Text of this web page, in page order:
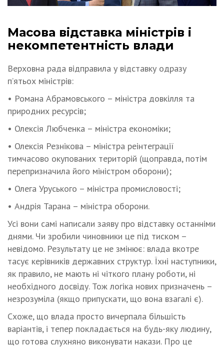
Масова відставка міністрів і
некомпетентність влади
Верховна рада відправила у відставку одразу
п’ятьох міністрів:
• Романа Абрамовського – міністра довкілля та
природних ресурсів;
• Олексія Любченка – міністра економіки;
• Олексія Резнікова – міністра реінтеграції
тимчасово окупованих територій (щоправда, потім
перепризначила його міністром оборони);
• Олега Уруського – міністра промисловості;
• Андрія Тарана – міністра оборони.
Усі вони самі написали заяву про відставку останніми
днями. Чи зробили чиновники це під тиском –
невідомо. Результату це не змінює: влада вкотре
тасує керівників державних структур. Їхні наступники,
як правило, не мають ні чіткого плану роботи, ні
необхідного досвіду. Тож логіка нових призначень –
незрозуміла (якщо припускати, що вона взагалі є).
Схоже, що влада просто вичерпала більшість
варіантів, і тепер покладається на будь-яку людину,
що готова слухняно виконувати накази. Про це